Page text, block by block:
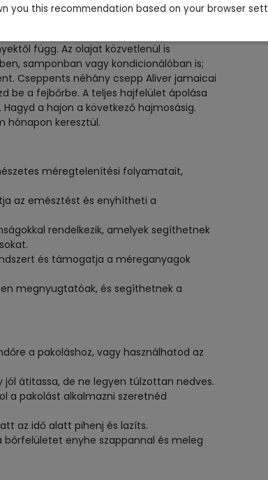
függ. Az olajat közvetlenül is
samponban vagy kondicionálóban is;
Cseppents néhány csepp Aliver jamaicai
be a fejbőrbe. A teljes hajfelület ápolása
a hajon a következő hajmosásig.
hónapon keresztül.
méregtelenítési folyamatait,
az emésztést és enyhítheti a
rendelkezik, amelyek segíthetnek
és támogatja a méreganyagok
megnyugtatóak, és segíthetnek a
a pakoláshoz, vagy használhatod az
átitassa, de ne legyen túlzottan nedves.
a pakolást alkalmazni szeretnéd
az idő alatt pihenj és lazíts.
enyhe szappannal és meleg
you this recommendation based on your browser